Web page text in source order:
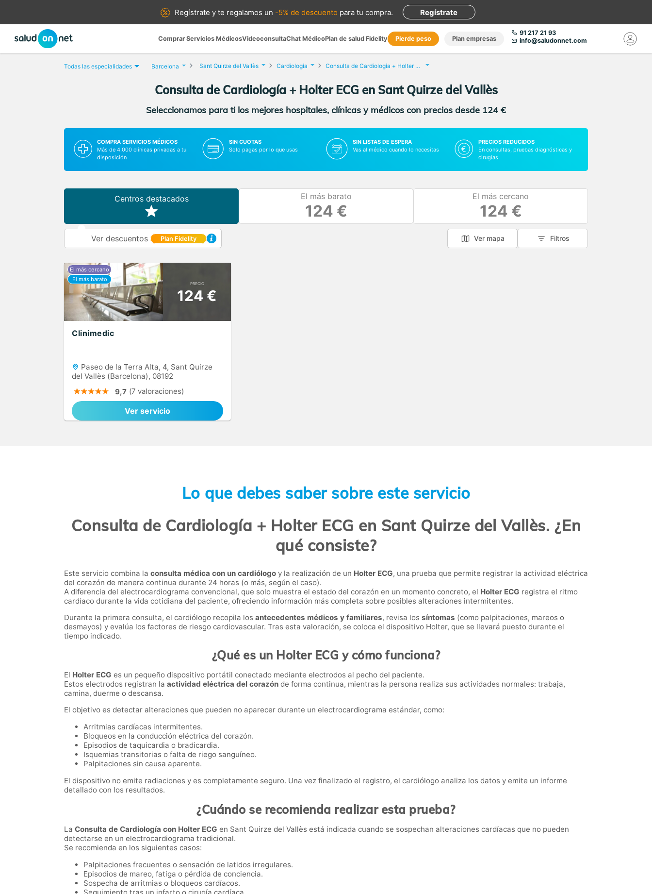
Regístrate yte regalamos un -5% de descuento para tu compra. Regístrate
Comprar Servicios MédicosVideoconsultaChat MédicoPlan de salud Fidelity Pierde peso Plan empresas
91 217 21 93
info@saludonnet.com
Todas las especialidades Barcelona Sant Quirze del Vallès Cardiología Consulta de Cardiología + Holter ECG
Consulta de Cardiología + Holter ECG en Sant Quirze del Vallès
Seleccionamos para ti los mejores hospitales, clínicas y médicos con precios desde 124 €
COMPRA SERVICIOS MÉDICOS
Más de 4.000 clínicas privadas a tu
disposición
SIN CUOTAS
Solo pagas por lo que usas
SIN LISTAS DE ESPERA
Vas al médico cuando lo necesitas
PRECIOS REDUCIDOS
En consultas, pruebas diagnósticas y
cirugías
Centros destacados El más barato
124 €
El más cercano
124 €
Ver descuentos Plan Fidelity Ver mapa Filtros
PRECIO
124 €
Clinimedic
Paseo de la Terra Alta, 4, Sant Quirze
del Vallès (Barcelona), 08192
9,7 (7 valoraciones)
Ver servicio
Lo que debes saber sobre este servicio
Consulta de Cardiología + Holter ECG en Sant Quirze del Vallès. ¿En
qué consiste?
Este servicio combina la consulta médica con un cardiólogo y la realización de un Holter ECG, una prueba que permite registrar la actividad eléctrica
del corazón de manera continua durante 24 horas (o más, según el caso).
A diferencia del electrocardiograma convencional, que solo muestra el estado del corazón en un momento concreto, el Holter ECG registra el ritmo
cardíaco durante la vida cotidiana del paciente, ofreciendo información más completa sobre posibles alteraciones intermitentes.
Durante la primera consulta, el cardiólogo recopila los antecedentes médicos y familiares, revisa los síntomas (como palpitaciones, mareos o
desmayos) y evalúa los factores de riesgo cardiovascular. Tras esta valoración, se coloca el dispositivo Holter, que se llevará puesto durante el
tiempo indicado.
¿Qué es un Holter ECG y cómo funciona?
El Holter ECG es un pequeño dispositivo portátil conectado mediante electrodos al pecho del paciente.
Estos electrodos registran la actividad eléctrica del corazón de forma continua, mientras la persona realiza sus actividades normales: trabaja,
camina, duerme o descansa.
El objetivo es detectar alteraciones que pueden no aparecer durante un electrocardiograma estándar, como:
Arritmias cardíacas intermitentes.
Bloqueos en la conducción eléctrica del corazón.
Episodios de taquicardia o bradicardia.
Isquemias transitorias o falta de riego sanguíneo.
Palpitaciones sin causa aparente.
El dispositivo no emite radiaciones y es completamente seguro. Una vez finalizado el registro, el cardiólogo analiza los datos y emite un informe
detallado con los resultados.
¿Cuándo se recomienda realizar esta prueba?
La Consulta de Cardiología con Holter ECG en Sant Quirze del Vallès está indicada cuando se sospechan alteraciones cardíacas que no pueden
detectarse en un electrocardiograma tradicional.
Se recomienda en los siguientes casos:
Palpitaciones frecuentes o sensación de latidos irregulares.
Episodios de mareo, fatiga o pérdida de conciencia.
Sospecha de arritmias o bloqueos cardíacos.